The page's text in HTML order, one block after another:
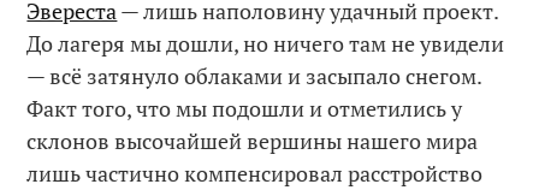
Эвереста— лишь наполовину удачный проект.
До лагеря мы дошли, но ничего там не увидели
— всё затянуло облаками и засыпало снегом.
Факт того, что мы подошли и отметились у
склонов высочайшей вершины нашего мира
лишь частично компенсировал расстройство